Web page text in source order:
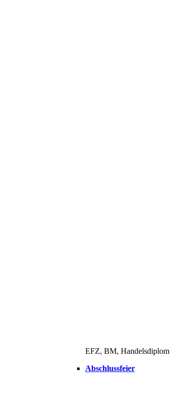
EFZ, BM, Handelsdiplom
Abschlussfeier